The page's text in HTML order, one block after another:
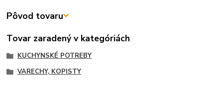
Pôvod tovaru
Tovar zaradený v kategóriách
KUCHYNSKÉ POTREBY
VARECHY, KOPISTY